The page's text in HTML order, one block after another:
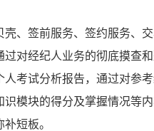
、签前服务、签约服务、
对经纪人业务的彻底摸查
考试分析报告，通过对参
模块的得分及掌握情况等
短板。